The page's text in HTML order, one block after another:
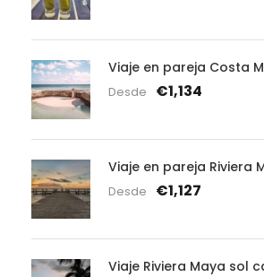
Viaje en pareja Costa
Desde €1,134
Viaje en pareja Riviera
Desde €1,127
Viaje Riviera Maya sol